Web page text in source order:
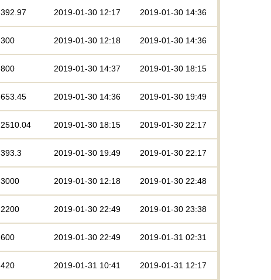
392.97 2019-01-30 12:17 2019-01-30 14:36
300 2019-01-30 12:18 2019-01-30 14:36
800 2019-01-30 14:37 2019-01-30 18:15
653.45 2019-01-30 14:36 2019-01-30 19:49
2510.04 2019-01-30 18:15 2019-01-30 22:17
393.3 2019-01-30 19:49 2019-01-30 22:17
3000 2019-01-30 12:18 2019-01-30 22:48
2200 2019-01-30 22:49 2019-01-30 23:38
600 2019-01-30 22:49 2019-01-31 02:31
420 2019-01-31 10:41 2019-01-31 12:17